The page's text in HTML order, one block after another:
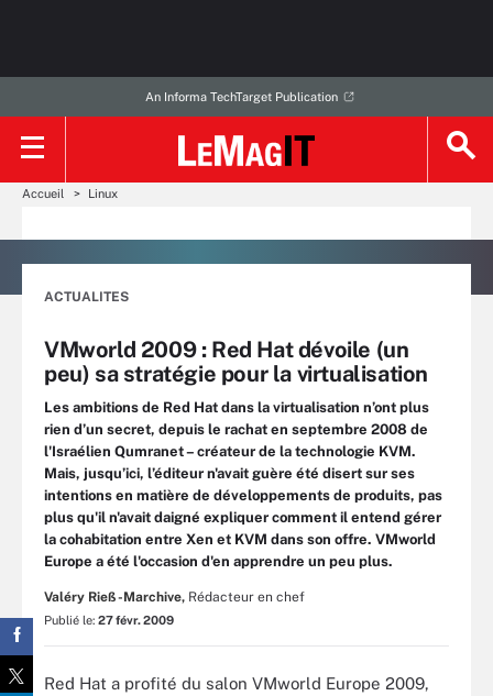
An Informa TechTarget Publication
Accueil Linux
ACTUALITES
VMworld 2009 : Red Hat dévoile (un
peu) sa stratégie pour la virtualisation
Les ambitions de Red Hat dans la virtualisation n’ont plus
rien d’un secret, depuis le rachat en septembre 2008 de
l'Israélien Qumranet – créateur de la technologie KVM.
Mais, jusqu’ici, l’éditeur n'avait guère été disert sur ses
intentions en matière de développements de produits, pas
plus qu'il n'avait daigné expliquer comment il entend gérer
la cohabitation entre Xen et KVM dans son offre. VMworld
Europe a été l'occasion d'en apprendre un peu plus.
Valéry Rieß-Marchive, Rédacteur en chef
Publié le: 27 févr. 2009
Red Hat a profité du salon VMworld Europe 2009,